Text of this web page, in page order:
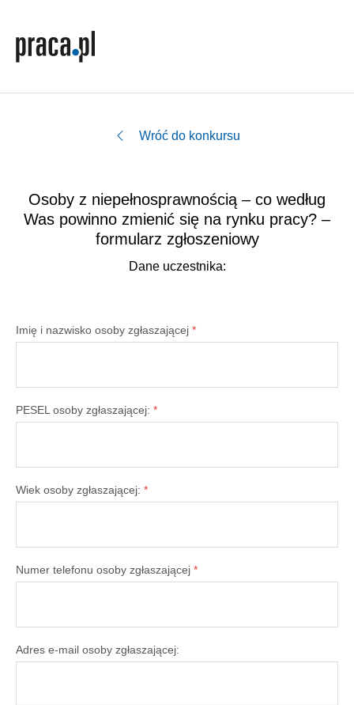
Wróć do konkursu
Osoby z niepełnosprawnością – co według
Was powinno zmienić się na rynku pracy? –
formularz zgłoszeniowy
Dane uczestnika:
Imię i nazwisko osoby zgłaszającej *
PESEL osoby zgłaszającej: *
Wiek osoby zgłaszającej: *
Numer telefonu osoby zgłaszającej *
Adres e-mail osoby zgłaszającej: